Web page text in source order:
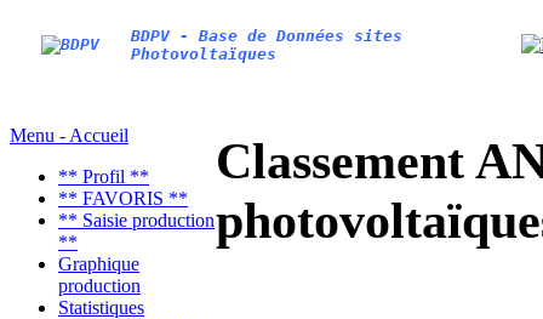
BDPV - Base de Données sites
Photovoltaïques
Menu - Accueil
** Profil **
** FAVORIS **
** Saisie production
**
Graphique
production
Statistiques
Classement